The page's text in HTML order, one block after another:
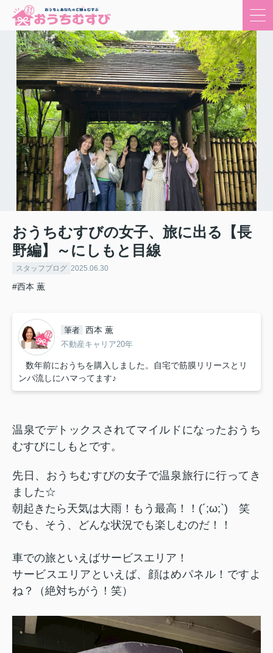
おうちむすびの女子、旅に出る【長
野編】～にしもと目線
スタッフブログ 2025.06.30
#西本 薫
筆者 西本 薫
不動産キャリア20年
数年前におうちを購入しました。自宅で筋膜リリースとリ
ンパ流しにハマってます♪
温泉でデトックスされてマイルドになったおうち
むすびにしもとです。
先日、おうちむすびの女子で温泉旅行に行ってき
ました☆
朝起きたら天気は大雨！もう最高！！ (´;ω;`) 笑
でも、そう、どんな状況でも楽しむのだ！！
車での旅といえばサービスエリア！
サービスエリアといえば、顔はめパネル！ですよ
ね？（絶対ちがう！笑）